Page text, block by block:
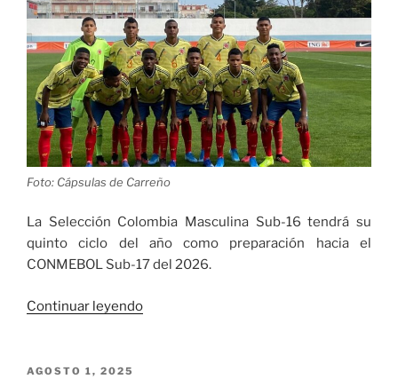
Foto: Cápsulas de Carreño
La Selección Colombia Masculina Sub-16 tendrá su
quinto ciclo del año como preparación hacia el
CONMEBOL Sub-17 del 2026.
Continuar leyendo«Convocatoria
PUBLICADO
AGOSTO 1, 2025